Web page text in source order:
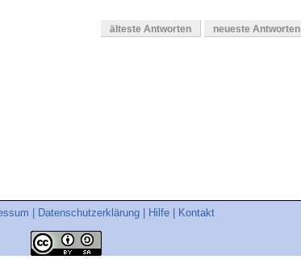
älteste Antworten neueste Antworten
Datenschutzerklärung Hilfe Kontakt